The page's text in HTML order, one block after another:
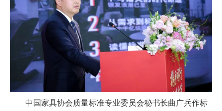
中国家具协会质量标准专业委员会秘书长曲广兵作标